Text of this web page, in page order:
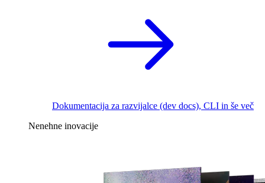
Dokumentacija za razvijalce (dev docs), CLI in še več
Nenehne inovacije